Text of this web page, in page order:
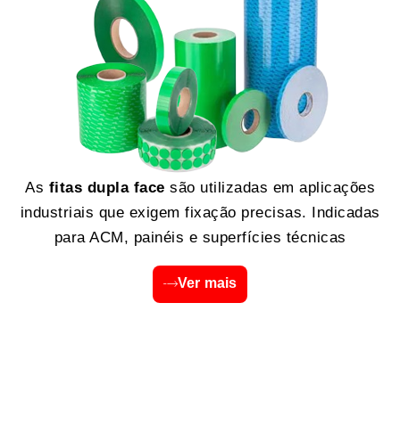
As fitas dupla face são utilizadas em aplicações
industriais que exigem fixação precisas. Indicadas
para ACM, painéis e superfícies técnicas
Ver mais